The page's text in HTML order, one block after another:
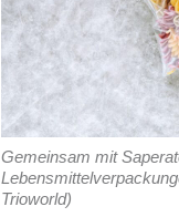
Gemeinsam mit
Trioworld)